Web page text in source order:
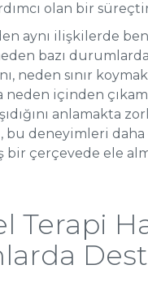
olan bir
aynı ilişkilerde
bazı
neden sınır
içinden
anlamakta
bu deneyimleri
bir çerçevede ele
Terapi